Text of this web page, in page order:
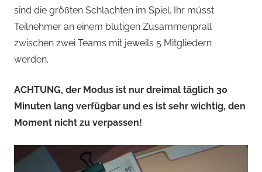
sind die größten Schlachten im Spiel. Ihr müsst
Teilnehmer an einem blutigen Zusammenprall
zwischen zwei Teams mit jeweils 5 Mitgliedern
werden.
ACHTUNG, der Modus ist nur dreimal täglich 30
Minuten lang verfügbar und es ist sehr wichtig, den
Moment nicht zu verpassen!